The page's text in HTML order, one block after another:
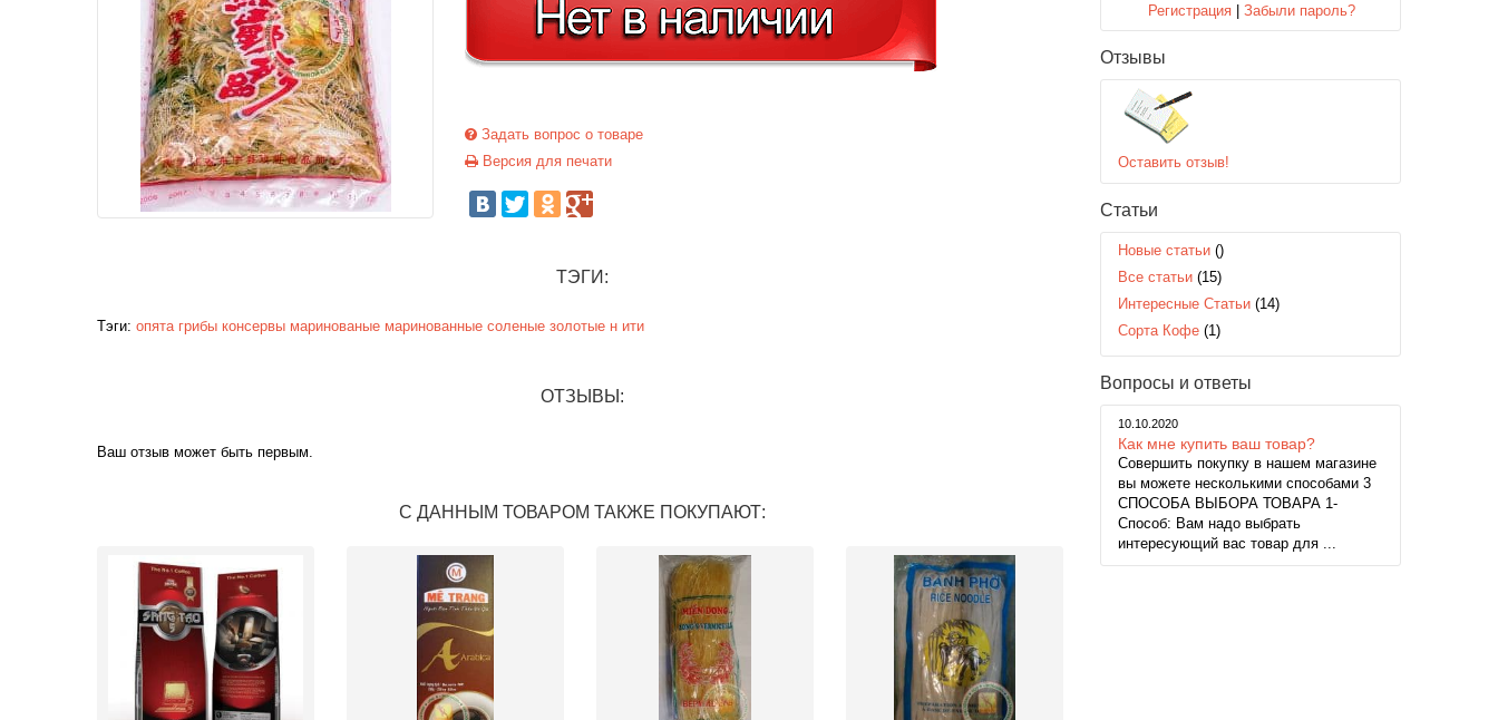
Задать вопрос о товаре
Версия для печати
ТЭГИ:
Тэги: опята грибы консервы маринованые маринованные соленые золотые н ити
ОТЗЫВЫ:
Ваш отзыв может быть первым.
С ДАННЫМ ТОВАРОМ ТАКЖЕ ПОКУПАЮТ:
Регистрация |Забыли пароль?
Отзывы
Оставить отзыв!
Статьи
Новые статьи ()
Все статьи (15)
Интересные Статьи (14)
Сорта Кофе (1)
Вопросы и ответы
10.10.2020
Как мне купить ваш товар?
Совершить покупку в нашем магазине
вы можете несколькими способами 3
СПОСОБА ВЫБОРА ТОВАРА 1-
Способ: Вам надо выбрать
интересующий вас товар для ...